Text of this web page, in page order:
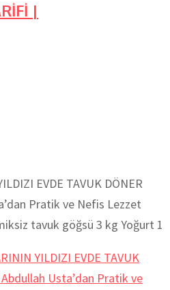
|
EVDE TAVUK DÖNER
Pratik ve Nefis Lezzet
tavuk göğsü 3 kg Yoğurt 1
YILDIZI EVDE TAVUK
Usta’dan Pratik ve